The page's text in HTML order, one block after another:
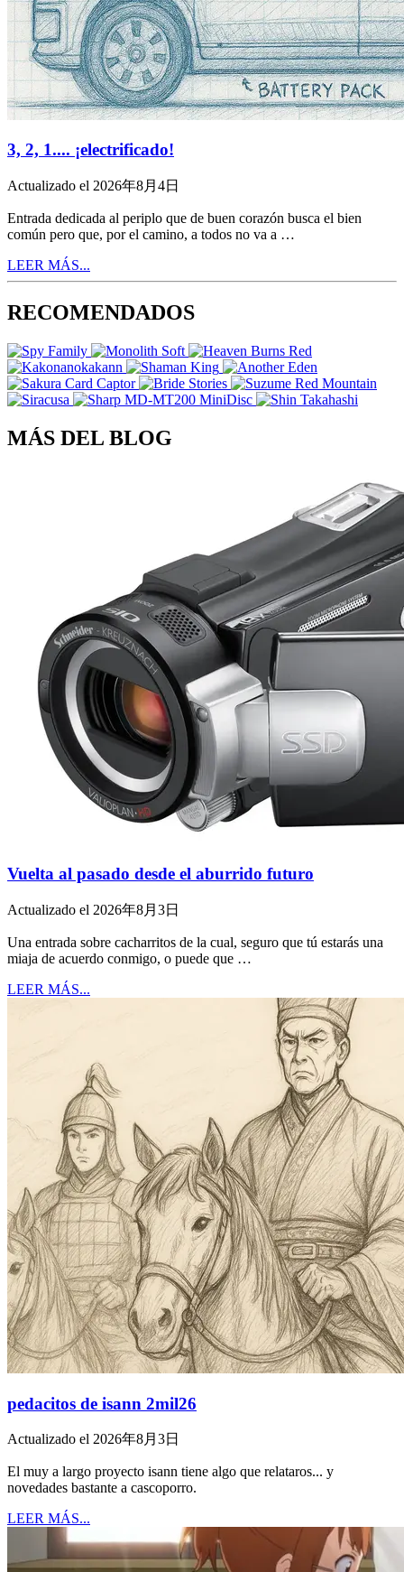
3, 2, 1.... ¡electrificado!
Actualizado el 2026年8月4日
Entrada dedicada al periplo que de buen corazón busca el bien
común pero que, por el camino, a todos no va a …
LEER MÁS...
RECOMENDADOS
MÁS DEL BLOG
Vuelta al pasado desde el aburrido futuro
Actualizado el 2026年8月3日
Una entrada sobre cacharritos de la cual, seguro que tú estarás una
miaja de acuerdo conmigo, o puede que …
LEER MÁS...
pedacitos de isann 2mil26
Actualizado el 2026年8月3日
El muy a largo proyecto isann tiene algo que relataros... y
novedades bastante a cascoporro.
LEER MÁS...